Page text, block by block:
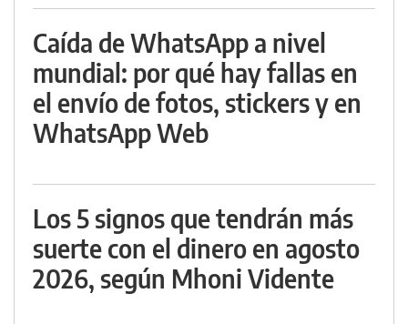
Caída de WhatsApp a nivel
mundial: por qué hay fallas en
el envío de fotos, stickers y en
WhatsApp Web
Los 5 signos que tendrán más
suerte con el dinero en agosto
2026, según Mhoni Vidente